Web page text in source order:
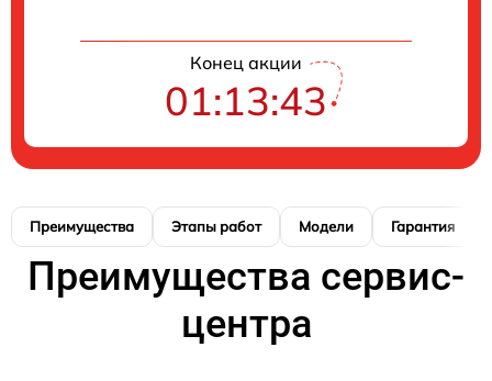
Конец акции
01:13:42
Преимущества Этапы работ Модели Гарантия
Преимущества сервис-
центра